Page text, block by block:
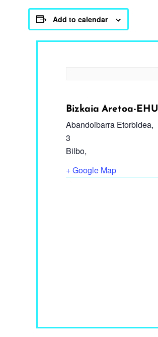
Add to calendar
Bizkaia Aretoa-EHU
Abandoibarra Etorbidea,
3
Bilbo,
+ Google Map